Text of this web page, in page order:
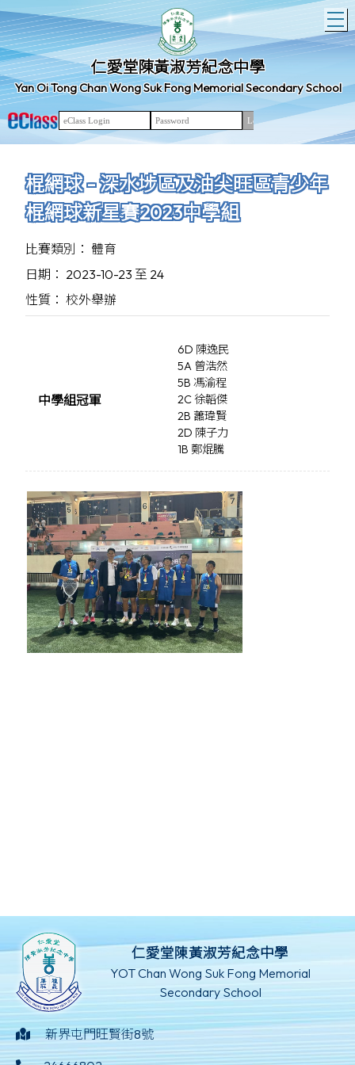
仁愛堂陳黃淑芳紀念中學
Yan Oi Tong Chan Wong Suk Fong Memorial Secondary School
棍網球 - 深水埗區及油尖旺區青少年
棍網球新星賽2023中學組
比賽類別： 體育
日期： 2023-10-23 至 24
性質： 校外舉辦
中學組冠軍
6D 陳逸民
5A 曾浩然
5B 馮渝程
2C 徐韜傑
2B 蕭瑋賢
2D 陳子力
1B 鄭焜騰
仁愛堂陳黃淑芳紀念中學
YOT Chan Wong Suk Fong Memorial
Secondary School
新界屯門旺賢街8號